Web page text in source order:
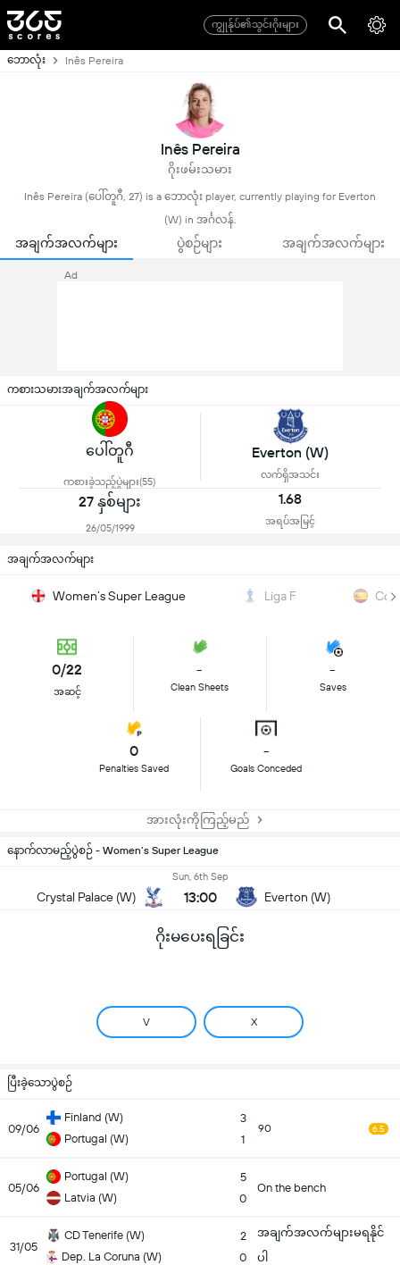
ကျွုန်ုပ်၏သွင်းဂိုးများ
ဘောလုံး Inês Pereira
Inês Pereira
ဂိုးဖမ်းသမား
Inês Pereira (ပေါ်တူဂီ, 27) is a ဘောလုံး player, currently playing for Everton
(W) in အင်္ဂလန်.
အချက်အလက်များ ပွဲစဉ်များ အချက်အလက်များ
Ad
ကစားသမားအချက်အလက်များ
ပေါ်တူဂီ
ကစားခဲ့သည့်ပွဲများ(55)
Everton (W)
လက်ရှိအသင်း
27 နှစ်များ
26/05/1999
1.68
အရပ်အမြင့်
အချက်အလက်များ
Women’s Super League Liga F
0/22
အဆင့်
-
Clean Sheets
-
Saves
0
Penalties Saved
-
Goals Conceded
အားလုံးကိုကြည့်မည်
နောက်လာမည့်ပွဲစဉ် - Women’s Super League
Crystal Palace (W)
Sun, 6th Sep
13:00 Everton (W)
ဂိုးမပေးရခြင်း
V X
ပြီးခဲ့သောပွဲစဉ်
09/06
Finland (W)
Portugal (W)
3
1
90 6.5
05/06
Portugal (W)
Latvia (W)
5
0
On the bench
31/05
CD Tenerife (W)
Dep. La Coruna (W)
2
0
အချက်အလက်များမရနိုင်
ပါ